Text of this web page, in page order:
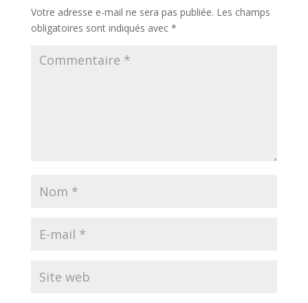
Votre adresse e-mail ne sera pas publiée. Les champs
obligatoires sont indiqués avec *